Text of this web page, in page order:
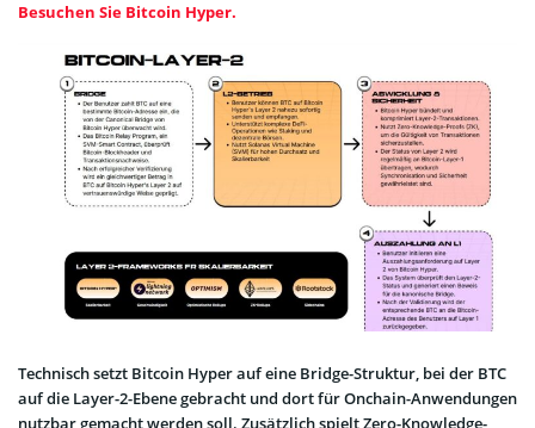
Besuchen Sie Bitcoin Hyper.
Technisch setzt Bitcoin Hyper auf eine Bridge-Struktur, bei der BTC
auf die Layer-2-Ebene gebracht und dort für Onchain-Anwendungen